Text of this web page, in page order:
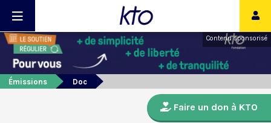
Contenu sponsorisé
Émissions Doc
Faire un don à KTO